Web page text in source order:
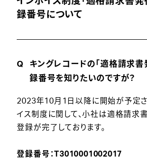
録番号について
キングレコードの「適格請求書
録番号を知りたいのですが？
2023年10月1日以降に開始が予定さ
イス制度に関して、小社は適格請求
登録が完了しております。
登録番号：T3010001002017